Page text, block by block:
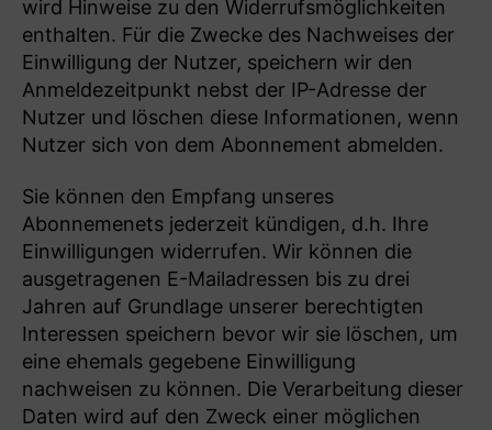
wird Hinweise zu den Widerrufsmöglichkeiten
enthalten. Für die Zwecke des Nachweises der
Einwilligung der Nutzer, speichern wir den
Anmeldezeitpunkt nebst der IP-Adresse der
Nutzer und löschen diese Informationen, wenn
Nutzer sich von dem Abonnement abmelden.
Sie können den Empfang unseres
Abonnemenets jederzeit kündigen, d.h. Ihre
Einwilligungen widerrufen. Wir können die
ausgetragenen E-Mailadressen bis zu drei
Jahren auf Grundlage unserer berechtigten
Interessen speichern bevor wir sie löschen, um
eine ehemals gegebene Einwilligung
nachweisen zu können. Die Verarbeitung dieser
Daten wird auf den Zweck einer möglichen